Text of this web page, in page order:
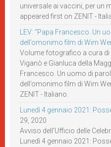
universale ai vaccini, per un
appeared first on ZENIT -
LEV: “Papa Francesco. Un
dell’omonimo film di Wim
Volume fotografico a cura
Viganò e Gianluca della
Francesco. Un uomo di
dell’omonimo film di Wim
ZENIT - Italiano.
Lunedì 4 gennaio 2021:
29, 2020
Avviso dell’Ufficio delle
Lunedì 4 gennaio 2021: